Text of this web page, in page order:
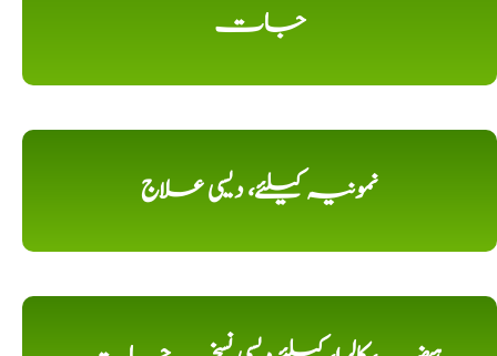
جات
نمونیہ کیلئے، دیسی علاج